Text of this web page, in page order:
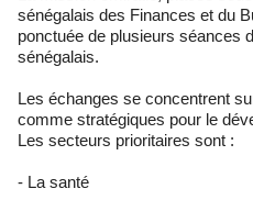
sénégalais des Finances et du
ponctuée de plusieurs séances
sénégalais.
Les échanges se concentrent
comme stratégiques pour le
Les secteurs prioritaires sont :
- La santé